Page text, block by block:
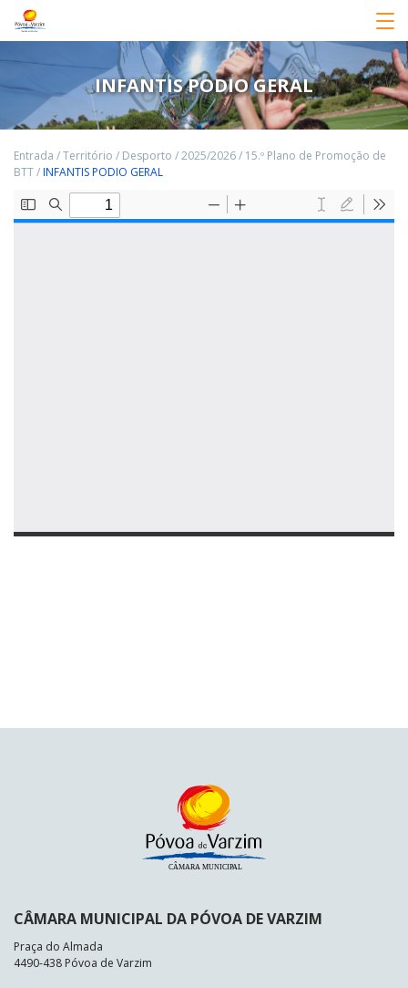
INFANTIS PODIO GERAL
Entrada /Território / Desporto /2025/2026/ 15.º Plano de Promoção de
BTT/INFANTIS PODIO GERAL
CÂMARA MUNICIPAL DA PÓVOA DE VARZIM
Praça do Almada
4490-438 Póvoa de Varzim